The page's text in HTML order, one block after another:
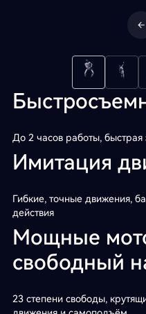
До 2 часов работы, быстрая
Имитация
Гибкие, точные движения,
действия
Мощные
свободный
23 степени свободы,